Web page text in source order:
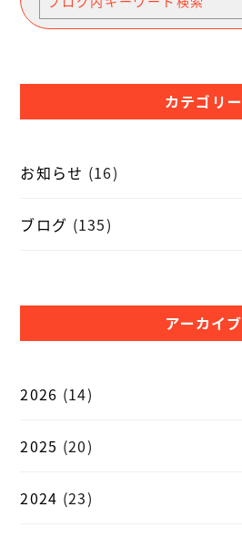
カテゴリー
お知らせ (16)
ブログ (135)
アーカイブ
2026 (14)
2025 (20)
2024 (23)